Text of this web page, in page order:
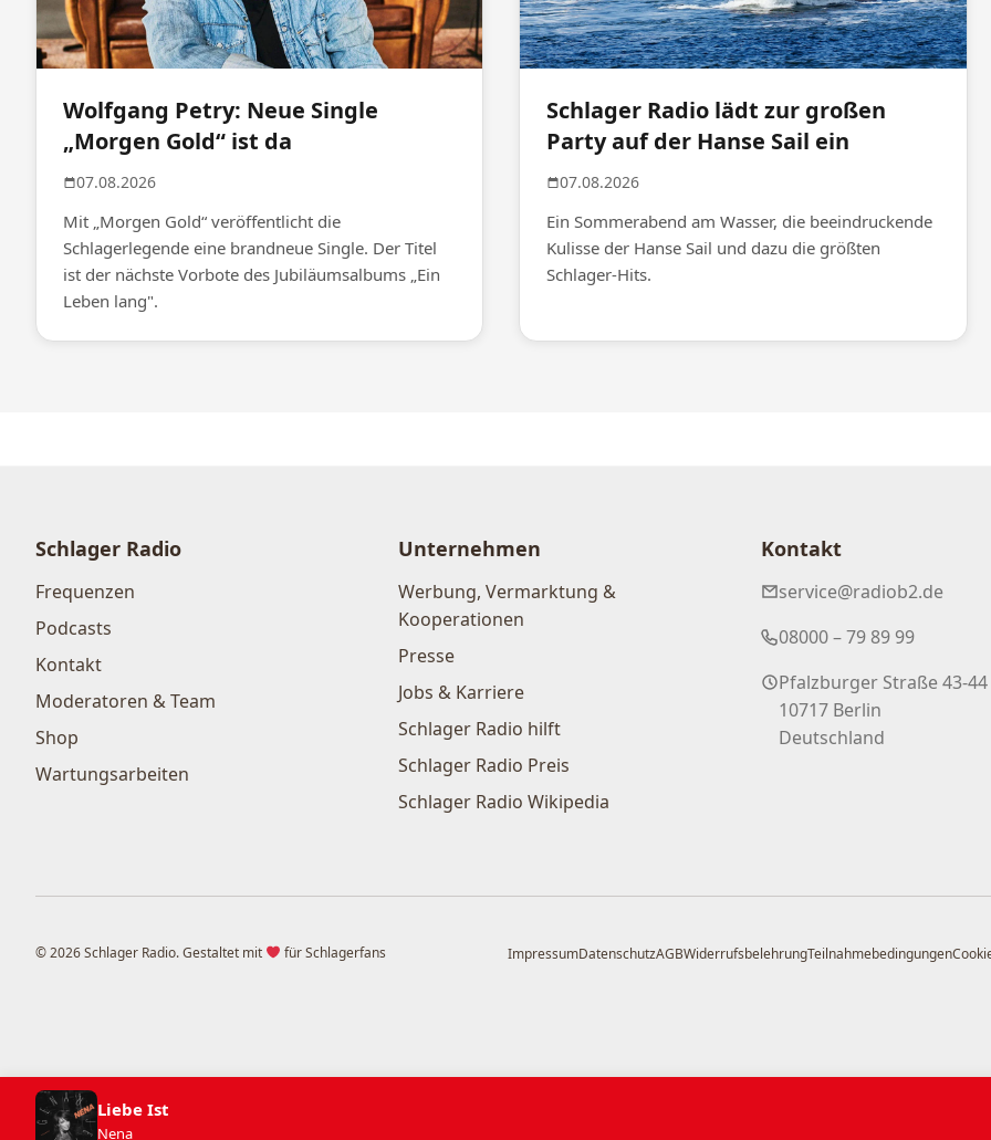
Wolfgang Petry: Neue Single
„Morgen Gold“ ist da
07.08.2026
Mit „Morgen Gold“ veröffentlicht die
Schlagerlegende eine brandneue Single. Der Titel
ist der nächste Vorbote des Jubiläumsalbums „Ein
Leben lang".
Schlager Radio lädt zur großen
Party auf der Hanse Sail ein
07.08.2026
Ein Sommerabend am Wasser, die beeindruckende
Kulisse der Hanse Sail und dazu die größten
Schlager-Hits.
Schlager Radio
Frequenzen
Podcasts
Kontakt
Moderatoren & Team
Shop
Wartungsarbeiten
Unternehmen
Werbung, Vermarktung &
Kooperationen
Presse
Jobs & Karriere
Schlager Radio hilft
Schlager Radio Preis
Schlager Radio Wikipedia
Kontakt
service@radiob2.de
08000 – 79 89 99
Pfalzburger Straße 43-44
10717 Berlin
Deutschland
© 2026 Schlager Radio. Gestaltet mit für Schlagerfans ImpressumDatenschutzAGBWiderrufsbelehrungTeilnahmebedingungen
Liebe Ist
Nena